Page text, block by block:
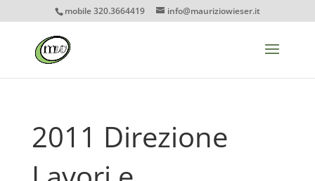
mobile 320.3664419 info@mauriziowieser.it
2011 Direzione